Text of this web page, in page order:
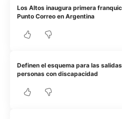
Los Altos inaugura primera
Punto Correo en Argentina
Definen el esquema para las
personas con discapacidad